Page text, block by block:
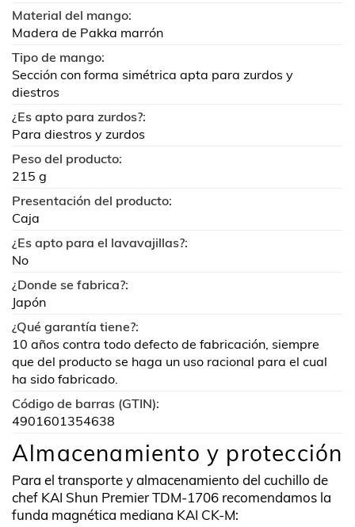
Material del mango:
Madera de Pakka marrón
Tipo de mango:
Sección con forma simétrica apta para zurdos y
diestros
¿Es apto para zurdos?:
Para diestros y zurdos
Peso del producto:
215 g
Presentación del producto:
Caja
¿Es apto para el lavavajillas?:
No
¿Donde se fabrica?:
Japón
¿Qué garantía tiene?:
10 años contra todo defecto de fabricación, siempre
que del producto se haga un uso racional para el cual
ha sido fabricado.
Código de barras (GTIN):
4901601354638
Almacenamiento y protección
Para el transporte y almacenamiento del cuchillo de
chef KAI Shun Premier TDM-1706 recomendamos la
funda magnética mediana KAI CK-M: